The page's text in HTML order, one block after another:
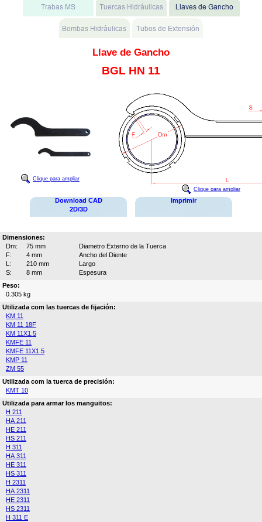
Llave de Gancho
BGL HN 11
Clique para ampliar
Clique para ampliar
Download CAD
2D/3D
Imprimir
Dimensiones:
Dm:
75 mm
Diametro Externo de la Tuerca
F:
4 mm
Ancho del Diente
L:
210 mm
Largo
S:
8 mm
Espesura
Peso:
0.305 kg
Utilizada com las tuercas de fijación:
KM 11
KM 11 18F
KM 11X1.5
KMFE 11
KMFE 11X1.5
KMP 11
ZM 55
Utilizada com la tuerca de precisión:
KMT 10
Utilizada para armar los manguitos:
H 211
HA 211
HE 211
HS 211
H 311
HA 311
HE 311
HS 311
H 2311
HA 2311
HE 2311
HS 2311
H 311 E